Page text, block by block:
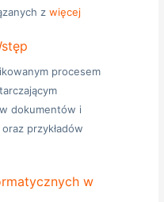
zwięcej
procesem
dokumentów i
przykładów
w